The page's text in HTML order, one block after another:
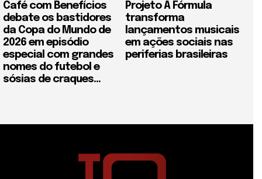
Café com Benefícios
debate os bastidores
da Copa do Mundo de
2026 em episódio
especial com grandes
nomes do futebol e
sósias de craques...
Projeto A Fórmula
transforma
lançamentos musicais
em ações sociais nas
periferias brasileiras